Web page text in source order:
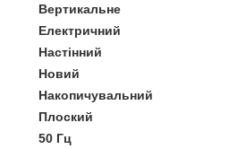
Вертикальне
Електричний
Настінний
Новий
Накопичувальний
Плоский
50 Гц